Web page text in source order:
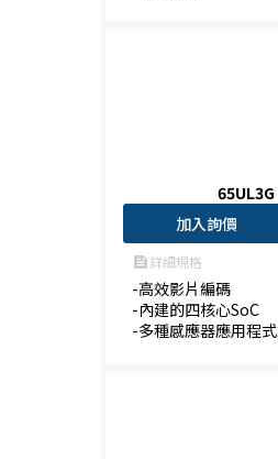
65UL3G
加入詢價
feed詳細規格
-高效影片編碼
-內建的四核心SoC
-多種感應器應用程式